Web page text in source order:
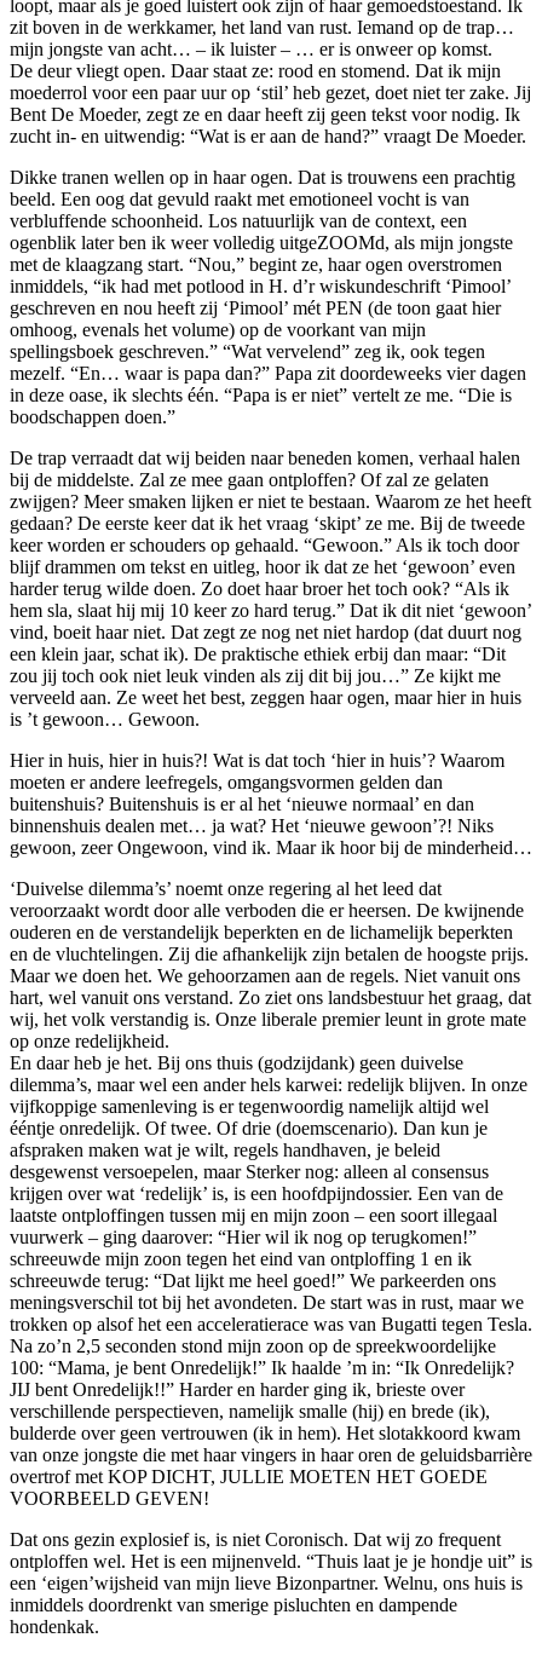
loopt, maar als je goed luistert ook zijn of haar gemoedstoestand. Ik
zit boven in de werkkamer, het land van rust. Iemand op de trap…
mijn jongste van acht… – ik luister – … er is onweer op komst.
De deur vliegt open. Daar staat ze: rood en stomend. Dat ik mijn
moederrol voor een paar uur op ‘stil’ heb gezet, doet niet ter zake. Jij
Bent De Moeder, zegt ze en daar heeft zij geen tekst voor nodig. Ik
zucht in- en uitwendig: “Wat is er aan de hand?” vraagt De Moeder.
Dikke tranen wellen op in haar ogen. Dat is trouwens een prachtig
beeld. Een oog dat gevuld raakt met emotioneel vocht is van
verbluffende schoonheid. Los natuurlijk van de context, een
ogenblik later ben ik weer volledig uitgeZOOMd, als mijn jongste
met de klaagzang start. “Nou,” begint ze, haar ogen overstromen
inmiddels, “ik had met potlood in H. d’r wiskundeschrift ‘Pimool’
geschreven en nou heeft zij ‘Pimool’ mét PEN (de toon gaat hier
omhoog, evenals het volume) op de voorkant van mijn
spellingsboek geschreven.” “Wat vervelend” zeg ik, ook tegen
mezelf. “En… waar is papa dan?” Papa zit doordeweeks vier dagen
in deze oase, ik slechts één. “Papa is er niet” vertelt ze me. “Die is
boodschappen doen.”
De trap verraadt dat wij beiden naar beneden komen, verhaal halen
bij de middelste. Zal ze mee gaan ontploffen? Of zal ze gelaten
zwijgen? Meer smaken lijken er niet te bestaan. Waarom ze het heeft
gedaan? De eerste keer dat ik het vraag ‘skipt’ ze me. Bij de tweede
keer worden er schouders op gehaald. “Gewoon.” Als ik toch door
blijf drammen om tekst en uitleg, hoor ik dat ze het ‘gewoon’ even
harder terug wilde doen. Zo doet haar broer het toch ook? “Als ik
hem sla, slaat hij mij 10 keer zo hard terug.” Dat ik dit niet ‘gewoon’
vind, boeit haar niet. Dat zegt ze nog net niet hardop (dat duurt nog
een klein jaar, schat ik). De praktische ethiek erbij dan maar: “Dit
zou jij toch ook niet leuk vinden als zij dit bij jou…” Ze kijkt me
verveeld aan. Ze weet het best, zeggen haar ogen, maar hier in huis
is ’t gewoon… Gewoon.
Hier in huis, hier in huis?! Wat is dat toch ‘hier in huis’? Waarom
moeten er andere leefregels, omgangsvormen gelden dan
buitenshuis? Buitenshuis is er al het ‘nieuwe normaal’ en dan
binnenshuis dealen met… ja wat? Het ‘nieuwe gewoon’?! Niks
gewoon, zeer Ongewoon, vind ik. Maar ik hoor bij de minderheid…
‘Duivelse dilemma’s’ noemt onze regering al het leed dat
veroorzaakt wordt door alle verboden die er heersen. De kwijnende
ouderen en de verstandelijk beperkten en de lichamelijk beperkten
en de vluchtelingen. Zij die afhankelijk zijn betalen de hoogste prijs.
Maar we doen het. We gehoorzamen aan de regels. Niet vanuit ons
hart, wel vanuit ons verstand. Zo ziet ons landsbestuur het graag, dat
wij, het volk verstandig is. Onze liberale premier leunt in grote mate
op onze redelijkheid.
En daar heb je het. Bij ons thuis (godzijdank) geen duivelse
dilemma’s, maar wel een ander hels karwei: redelijk blijven. In onze
vijfkoppige samenleving is er tegenwoordig namelijk altijd wel
ééntje onredelijk. Of twee. Of drie (doemscenario). Dan kun je
afspraken maken wat je wilt, regels handhaven, je beleid
desgewenst versoepelen, maar Sterker nog: alleen al consensus
krijgen over wat ‘redelijk’ is, is een hoofdpijndossier. Een van de
laatste ontploffingen tussen mij en mijn zoon – een soort illegaal
vuurwerk – ging daarover: “Hier wil ik nog op terugkomen!”
schreeuwde mijn zoon tegen het eind van ontploffing 1 en ik
schreeuwde terug: “Dat lijkt me heel goed!” We parkeerden ons
meningsverschil tot bij het avondeten. De start was in rust, maar we
trokken op alsof het een acceleratierace was van Bugatti tegen Tesla.
Na zo’n 2,5 seconden stond mijn zoon op de spreekwoordelijke
100: “Mama, je bent Onredelijk!” Ik haalde ’m in: “Ik Onredelijk?
JIJ bent Onredelijk!!” Harder en harder ging ik, brieste over
verschillende perspectieven, namelijk smalle (hij) en brede (ik),
bulderde over geen vertrouwen (ik in hem). Het slotakkoord kwam
van onze jongste die met haar vingers in haar oren de geluidsbarrière
overtrof met KOP DICHT, JULLIE MOETEN HET GOEDE
VOORBEELD GEVEN!
Dat ons gezin explosief is, is niet Coronisch. Dat wij zo frequent
ontploffen wel. Het is een mijnenveld. “Thuis laat je je hondje uit” is
een ‘eigen’wijsheid van mijn lieve Bizonpartner. Welnu, ons huis is
inmiddels doordrenkt van smerige pisluchten en dampende
hondenkak.